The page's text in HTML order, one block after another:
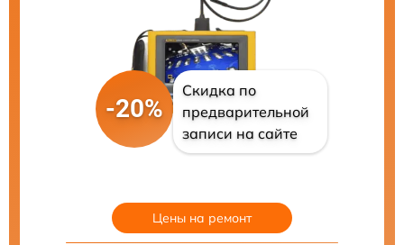
-20%
Скидка по
предварительной
записи на сайте
Цены на ремонт